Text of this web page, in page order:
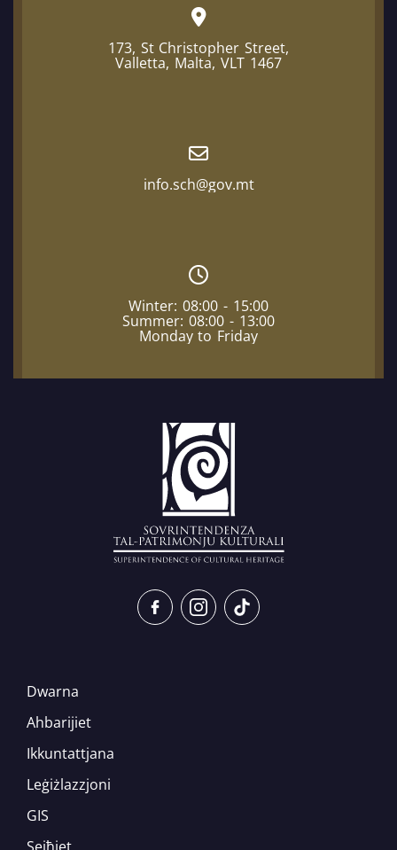
173, St Christopher Street,
Valletta, Malta, VLT 1467
info.sch@gov.mt
Winter: 08:00 - 15:00
Summer: 08:00 - 13:00
Monday to Friday
Dwarna
Ahbarijiet
Ikkuntattjana
Leġiżlazzjoni
GIS